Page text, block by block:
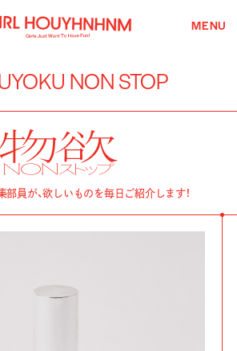
MENU
NON STOP
部員が、欲しいものを毎日ご紹介します！